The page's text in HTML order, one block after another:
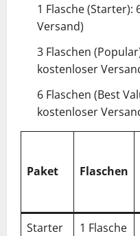
1 Flasche (Starter):
Versand)
3 Flaschen
kostenloser
6 Flaschen (Best
kostenloser
Paket Flaschen
Starter
1 Flasche